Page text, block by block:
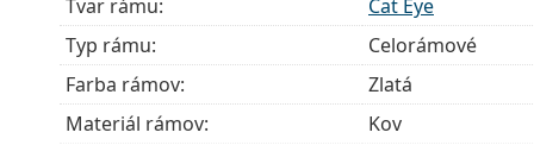
Tvar rámu:
Cat Eye
Typ rámu:
Celorámové
Farba rámov:
Zlatá
Materiál rámov:
Kov